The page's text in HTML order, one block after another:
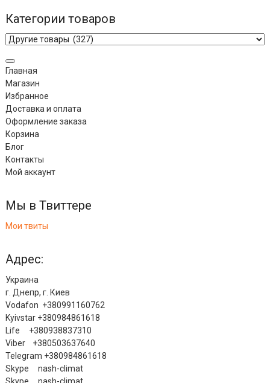
Категории товаров
Главная
Магазин
Избранное
Доставка и оплата
Оформление заказа
Корзина
Блог
Контакты
Мой аккаунт
Мы в Твиттере
Мои твиты
Адрес:
Украина
г. Днепр, г. Киев
Vodafon +380991160762
Kyivstar +380984861618
Life +380938837310
Viber +380503637640
Telegram +380984861618
Skype nash-climat